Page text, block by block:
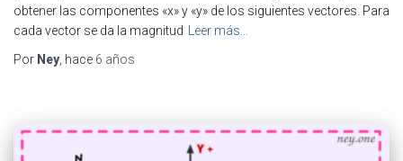
obtener las componentes «x» y «y» de los siguientes vectores. Para
cada vector se da la magnitud Leer más…
Por Ney, hace 6 años